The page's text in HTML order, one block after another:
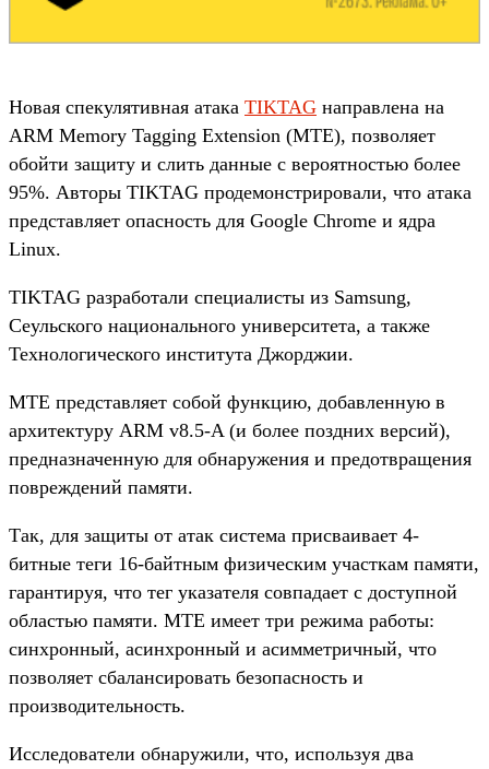
Новая спекулятивная атака TIKTAG направлена на
ARM Memory Tagging Extension (MTE), позволяет
обойти защиту и слить данные с вероятностью более
95%. Авторы TIKTAG продемонстрировали, что атака
представляет опасность для Google Chrome и ядра
Linux.
TIKTAG разработали специалисты из Samsung,
Сеульского национального университета, а также
Технологического института Джорджии.
MTE представляет собой функцию, добавленную в
архитектуру ARM v8.5-A (и более поздних версий),
предназначенную для обнаружения и предотвращения
повреждений памяти.
Так, для защиты от атак система присваивает 4-
битные теги 16-байтным физическим участкам памяти,
гарантируя, что тег указателя совпадает с доступной
областью памяти. MTE имеет три режима работы:
синхронный, асинхронный и асимметричный, что
позволяет сбалансировать безопасность и
производительность.
Исследователи обнаружили, что, используя два